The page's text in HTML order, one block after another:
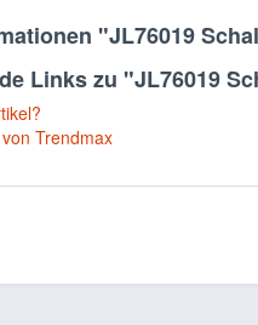
"JL76019
Links zu "JL76019
Trendmax